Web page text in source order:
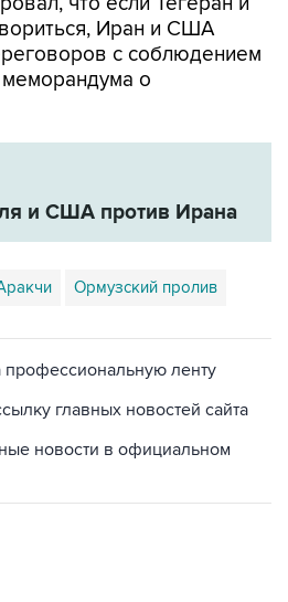
Иран и США
с соблюдением
о
и США против Ирана
Ормузский пролив
профессиональную ленту
главных новостей сайта
новости в официальном